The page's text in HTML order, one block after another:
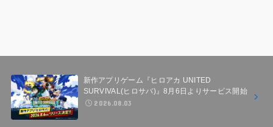
新作アプリゲーム『ヒロアカ UNITED
SURVIVAL(ヒロサバ)』8月6日よりサービス開始
2026.08.03